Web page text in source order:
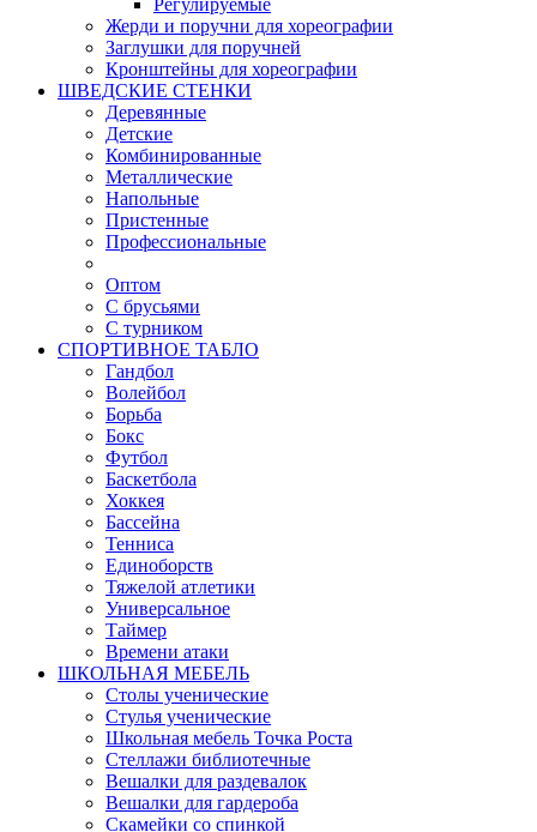
Регулируемые
Жерди и поручни для хореографии
Заглушки для поручней
Кронштейны для хореографии
ШВЕДСКИЕ СТЕНКИ
Деревянные
Детские
Комбинированные
Металлические
Напольные
Пристенные
Профессиональные
Оптом
С брусьями
С турником
СПОРТИВНОЕ ТАБЛО
Гандбол
Волейбол
Борьба
Бокс
Футбол
Баскетбола
Хоккея
Бассейна
Тенниса
Единоборств
Тяжелой атлетики
Универсальное
Таймер
Времени атаки
ШКОЛЬНАЯ МЕБЕЛЬ
Столы ученические
Стулья ученические
Школьная мебель Точка Роста
Стеллажи библиотечные
Вешалки для раздевалок
Вешалки для гардероба
Скамейки со спинкой